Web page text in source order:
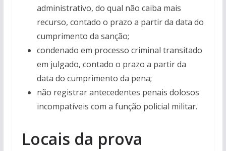
administrativo, do qual não caiba mais
recurso, contado o prazo a partir da data do
cumprimento da sanção;
condenado em processo criminal transitado
em julgado, contado o prazo a partir da
data do cumprimento da pena;
não registrar antecedentes penais dolosos
incompatíveis com a função policial militar.
Locais da prova